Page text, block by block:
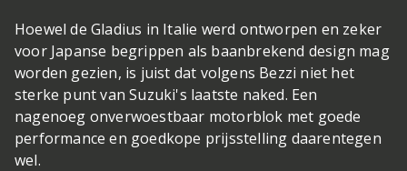
Hoewel de Gladius in Italie werd ontworpen en zeker
voor Japanse begrippen als baanbrekend design mag
worden gezien, is juist dat volgens Bezzi niet het
sterke punt van Suzuki's laatste naked. Een
nagenoeg onverwoestbaar motorblok met goede
performance en goedkope prijsstelling daarentegen
wel.